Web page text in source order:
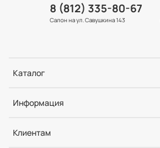
Каталог
Информация
Клиентам
8 (812) 335-80-67
Салон на ул. Савушкина 143